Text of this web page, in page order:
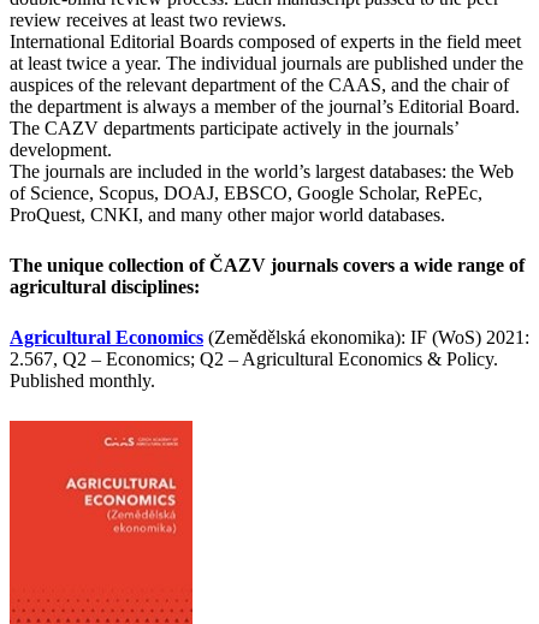
review receives at least two reviews.
International Editorial Boards composed of experts in the field meet
at least twice a year. The individual journals are published under the
auspices of the relevant department of the CAAS, and the chair of
the department is always a member of the journal’s Editorial Board.
The CAZV departments participate actively in the journals’
development.
The journals are included in the world’s largest databases: the Web
of Science, Scopus, DOAJ, EBSCO, Google Scholar, RePEc,
ProQuest, CNKI, and many other major world databases.
The unique collection of ČAZV journals covers a wide range of
agricultural disciplines:
Agricultural Economics (Zemědělská ekonomika): IF (WoS) 2021:
2.567, Q2 – Economics; Q2 – Agricultural Economics & Policy.
Published monthly.